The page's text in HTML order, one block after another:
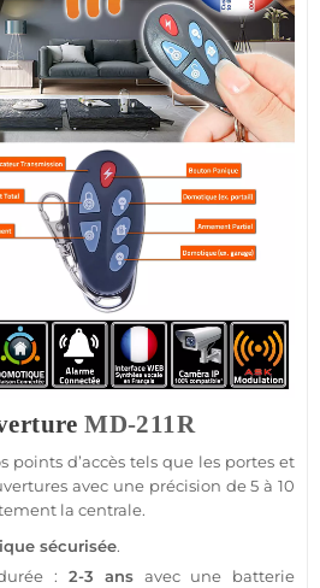
MD-211R
points d’accès tels que les portes et
avec une précision de 5 à 10
la centrale.
sécurisée.
: 2-3 ans avec une batterie